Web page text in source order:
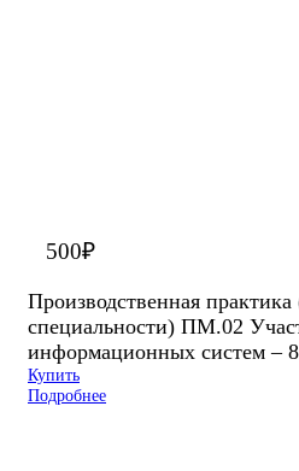
500₽
Производственная
специальности) ПМ.02
информационных систем –
Купить
Подробнее